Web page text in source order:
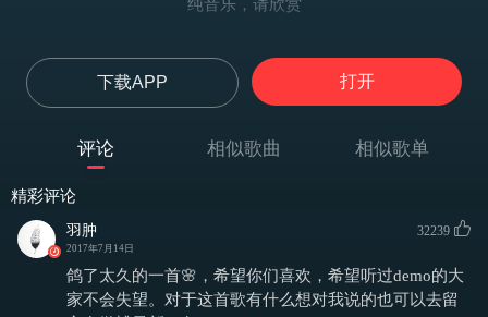
纯音乐，请欣赏
下载APP 打开
评论 相似歌曲 相似歌单
精彩评论
羽肿
2017年7月14日
32239
鸽了太久的一首🌸，希望你们喜欢，希望听过demo的大
家不会失望。对于这首歌有什么想对我说的也可以去留